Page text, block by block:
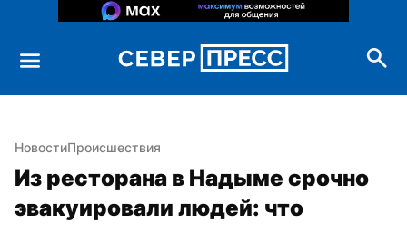
НовостиПроисшествия
Из ресторана в Надыме срочно
эвакуировали людей: что